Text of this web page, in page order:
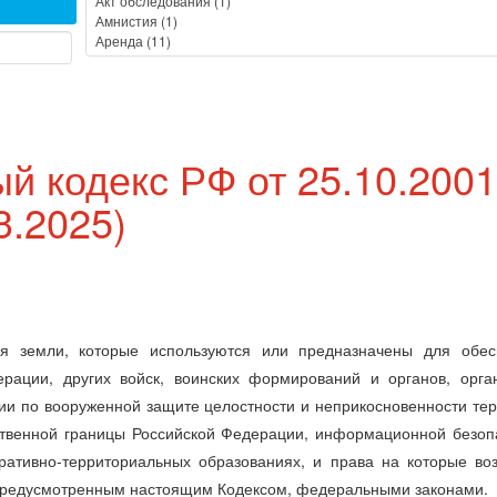
кодекс РФ от
которые используются или предназначены для
других войск, воинских формирований и органов,
вооруженной защите целостности и неприкосновенности
границы Российской Федерации, информационной
территориальных образованиях, и права на которые
настоящим Кодексом, федеральными законами.